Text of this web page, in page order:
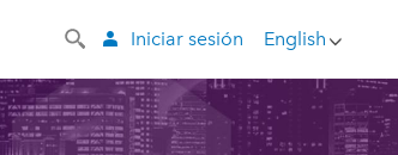
English
Iniciar sesión